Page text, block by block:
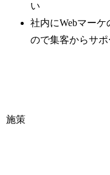
い
社内にWebマー
ので集客からサ
施策